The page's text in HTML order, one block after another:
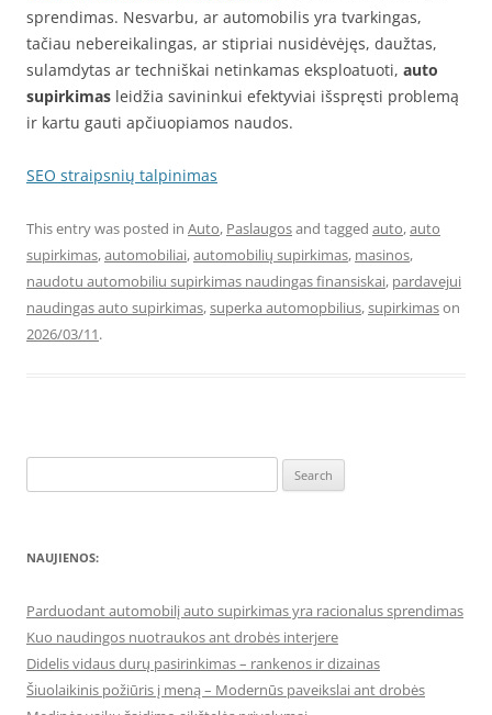
sprendimas. Nesvarbu, ar automobilis yra tvarkingas,
tačiau nebereikalingas, ar stipriai nusidėvėjęs, daužtas,
sulamdytas ar techniškai netinkamas eksploatuoti, auto
supirkimas leidžia savininkui efektyviai išspręsti problemą
ir kartu gauti apčiuopiamos naudos.
SEO straipsnių talpinimas
This entry was posted in Auto, Paslaugosand tagged auto,auto
supirkimas,automobiliai,automobilių supirkimas, masinos,
naudotu automobiliu supirkimas naudingas finansiskai, pardavejui
naudingas auto supirkimas,superka automopbilius,supirkimason
2026/03/11.
for:
NAUJIENOS:
Parduodant automobilį auto supirkimas yra racionalus sprendimas
Kuo naudingos nuotraukos ant drobės interjere
Didelis vidaus durų pasirinkimas – rankenos ir dizainas
Šiuolaikinis požiūris į meną – Modernūs paveikslai ant drobės